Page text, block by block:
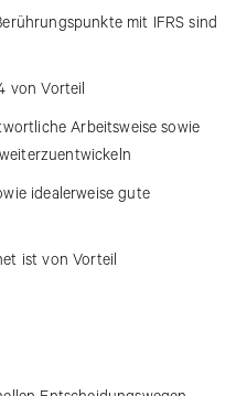
mit IFRS sind
von Vorteil
Arbeitsweise sowie
idealerweise gute
ist von Vorteil